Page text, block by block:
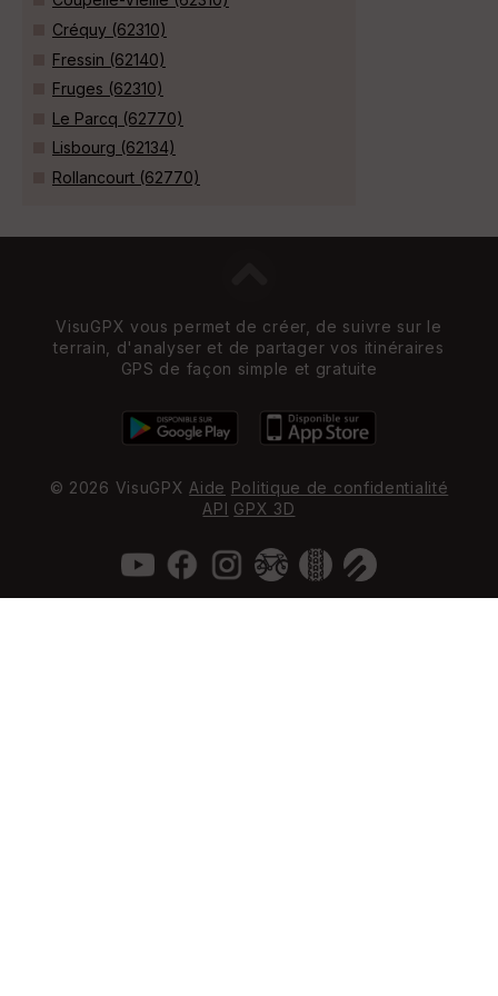
Créquy (62310)
Fressin (62140)
Fruges (62310)
Le Parcq (62770)
Lisbourg (62134)
Rollancourt (62770)
VisuGPX vous permet de créer, de suivre sur le
terrain, d'analyser et de partager vos itinéraires
GPS de façon simple et gratuite
© 2026 VisuGPX Aide Politique de confidentialité
API GPX 3D